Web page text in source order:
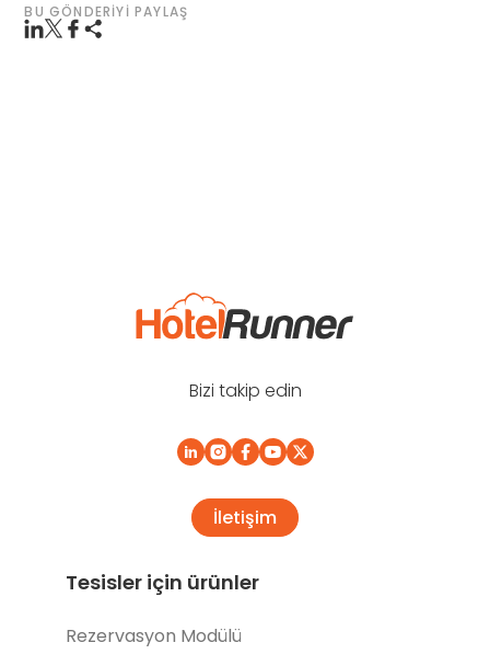
BU GÖNDERIYI PAYLAŞ
Bizi takip edin
İletişim
Tesisler için ürünler
Rezervasyon Modülü